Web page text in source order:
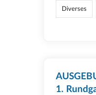
Diverses
1.